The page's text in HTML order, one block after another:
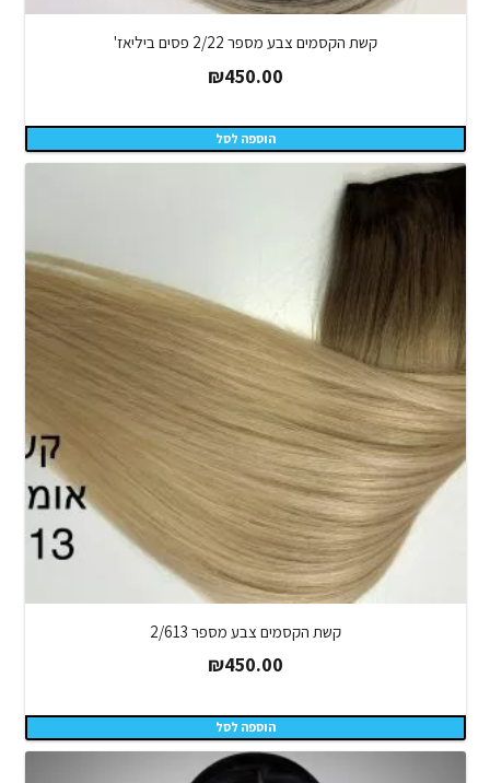
קשת הקסמים צבע מספר 2/22 פסים ביליאז'
₪450.00
הוספה לסל
קשת הקסמים צבע מספר 2/613
₪450.00
הוספה לסל